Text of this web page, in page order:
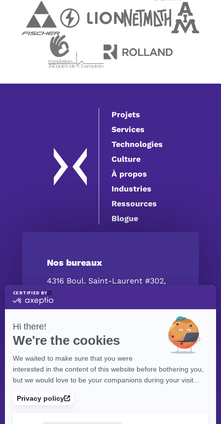
Projets
Services
Technologies
Culture
À propos
Industries
Ressources
Blogue
Nos bureaux
4316 Boul. Saint-Laurent #302,
Montréal, QC H2W 1Z3, Canada
Contactez-nous
contact@exolnet.com